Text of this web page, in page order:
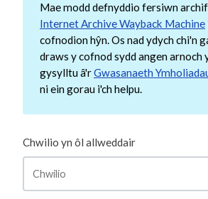
Mae modd defnyddio fersiwn
Internet Archive Wayback Machine
cofnodion hŷn. Os nad ydych chi'n
draws y cofnod sydd angen arnoch
gysylltu â'rGwasanaeth
ni ein gorau i'ch helpu.
Chwilio yn ôl allweddair